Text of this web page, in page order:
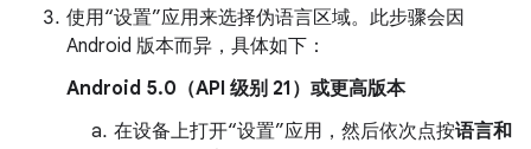
使用“设置”应用来选择伪语言区域。此步骤会因
Android 版本而异，具体如下：
Android 5.0（API 级别 21）或更高版本
在设备上打开“设置”应用，然后依次点按语言和